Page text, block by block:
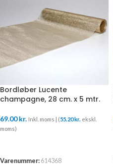
Bordløber Lucente
champagne, 28 cm. x 5 mtr.
69.00kr. Inkl. moms | (55.20kr. ekskl.
moms)
Varenummer: 614368